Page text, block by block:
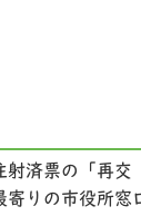
射済票の「再交
りの市役所窓